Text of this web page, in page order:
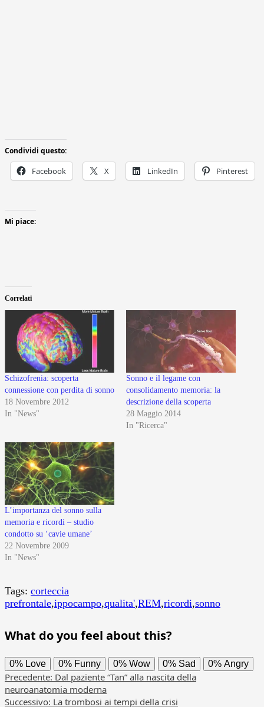
Condividi questo:
Facebook X LinkedIn Pinterest
Mi piace:
Correlati
Schizofrenia: scoperta
connessione con perdita di sonno
18 Novembre 2012
In "News"
Sonno e il legame con
consolidamento memoria: la
descrizione della scoperta
28 Maggio 2014
In "Ricerca"
L’importanza del sonno sulla
memoria e ricordi – studio
condotto su ‘cavie umane’
22 Novembre 2009
In "News"
Tags: corteccia
prefrontale,ippocampo,qualita',REM,ricordi,sonno
What do you feel about this?
0% Love 0% Funny 0% Wow 0% Sad 0% Angry
Navigazione
articolo
Precedente: Dal paziente “Tan” alla nascita della
neuroanatomia moderna
Successivo: La trombosi ai tempi della crisi